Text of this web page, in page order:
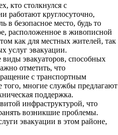
кто столкнулся с
работают круглосуточно,
в безопасное место, будь то
расположенное в живописной
как для местных жителей, так
услуг эвакуации.
эвакуаторов, способных
отметить, что
с транспортным
того, многие службы предлагают
поддержка.
инфраструктурой, что
возникшие проблемы.
эвакуации в этом районе,